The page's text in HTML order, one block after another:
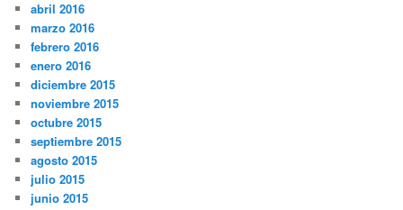
abril 2016
marzo 2016
febrero 2016
enero 2016
diciembre 2015
noviembre 2015
octubre 2015
septiembre 2015
agosto 2015
julio 2015
junio 2015